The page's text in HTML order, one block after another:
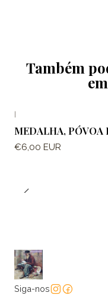
Também
MEDALHA, PÓVOA
€6,00 EUR
Siga-nos